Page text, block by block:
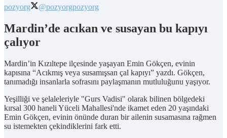
pozyorg @pozyorgpozyorg
Mardin’de acıkan ve susayan bu kapıyı
çalıyor
Mardin’in Kızıltepe ilçesinde yaşayan Emin Gökçen, evinin
kapısına “Acıkmış veya susamışsan çal kapıyı” yazdı. Gökçen,
tanımadığı insanlarla sofrasını paylaşmanın mutluluğunu yaşıyor.
Yeşilliği ve şelaleleriyle "Gurs Vadisi" olarak bilinen bölgedeki
kırsal 300 haneli Yüceli Mahallesi'nde ikamet eden 20 yaşındaki
Emin Gökçen, evinin önünde duran bir ailenin susamasına rağmen
su istemekten çekindiklerini fark etti.